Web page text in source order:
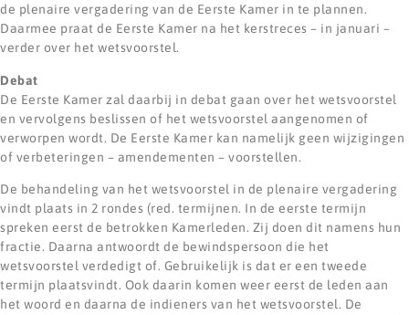
de plenaire vergadering van de Eerste Kamer in te plannen.
Daarmee praat de Eerste Kamer na het kerstreces – in januari –
verder over het wetsvoorstel.
Debat
De Eerste Kamer zal daarbij in debat gaan over het wetsvoorstel
en vervolgens beslissen of het wetsvoorstel aangenomen of
verworpen wordt. De Eerste Kamer kan namelijk geen wijzigingen
of verbeteringen – amendementen – voorstellen.
De behandeling van het wetsvoorstel in de plenaire vergadering
vindt plaats in 2 rondes (red. termijnen. In de eerste termijn
spreken eerst de betrokken Kamerleden. Zij doen dit namens hun
fractie. Daarna antwoordt de bewindspersoon die het
wetsvoorstel verdedigt of. Gebruikelijk is dat er een tweede
termijn plaatsvindt. Ook daarin komen weer eerst de leden aan
het woord en daarna de indieners van het wetsvoorstel. De